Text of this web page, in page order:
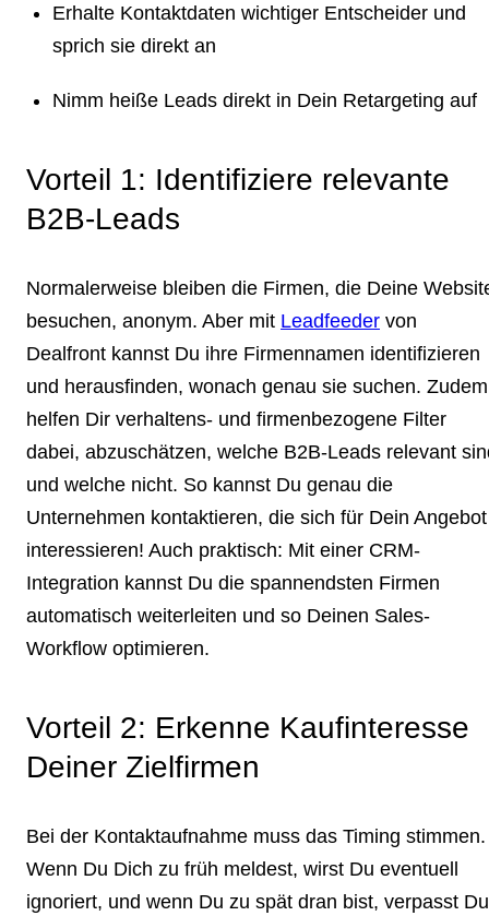
Erhalte Kontaktdaten wichtiger Entscheider und
sprich sie direkt an
Nimm heiße Leads direkt in Dein Retargeting auf
Vorteil 1: Identifiziere relevante
B2B-Leads
Normalerweise bleiben die Firmen, die Deine
besuchen, anonym. Aber mit Leadfeeder von
Dealfront kannst Du ihre Firmennamen identifizieren
und herausfinden, wonach genau sie suchen. Zudem
helfen Dir verhaltens- und firmenbezogene Filter
dabei, abzuschätzen, welche B2B-Leads relevant
und welche nicht. So kannst Du genau die
Unternehmen kontaktieren, die sich für Dein Angebot
interessieren! Auch praktisch: Mit einer CRM-
Integration kannst Du die spannendsten Firmen
automatisch weiterleiten und so Deinen Sales-
Workflow optimieren.
Vorteil 2: Erkenne Kaufinteresse
Deiner Zielfirmen
Bei der Kontaktaufnahme muss das Timing stimmen.
Wenn Du Dich zu früh meldest, wirst Du eventuell
ignoriert, und wenn Du zu spät dran bist, verpasst Du